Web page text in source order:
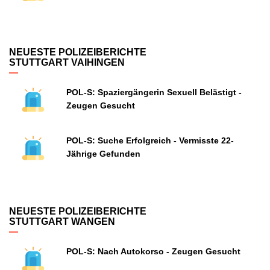
NEUESTE POLIZEIBERICHTE
STUTTGART VAIHINGEN
POL-S: Spaziergängerin Sexuell Belästigt -
Zeugen Gesucht
POL-S: Suche Erfolgreich - Vermisste 22-
Jährige Gefunden
NEUESTE POLIZEIBERICHTE
STUTTGART WANGEN
POL-S: Nach Autokorso - Zeugen Gesucht